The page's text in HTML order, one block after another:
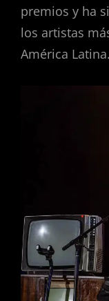
premios y ha
los artistas
América Latina.